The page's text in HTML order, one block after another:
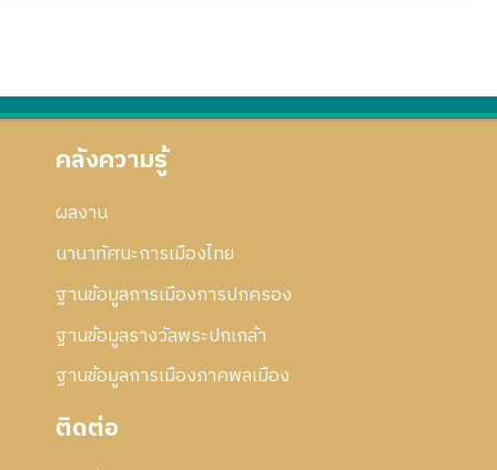
คลังความรู้
ผลงาน
นานาทัศนะการเมืองไทย
ฐานข้อมูลการเมืองการปกครอง
ฐานข้อมูลรางวัลพระปกเกล้า
ฐานข้อมูลการเมืองภาคพลเมือง
ติดต่อ